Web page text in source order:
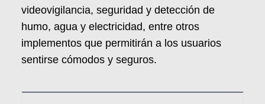
videovigilancia, seguridad y detección de
humo, agua y electricidad, entre otros
implementos que permitirán a los usuarios
sentirse cómodos y seguros.